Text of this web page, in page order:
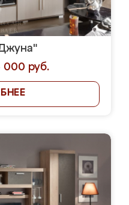
000 руб.